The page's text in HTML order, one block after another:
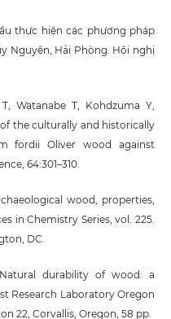
thực hiện các phương pháp
Nguyên, Hải Phòng. Hội nghị
Watanabe T, Kohdzuma Y,
the culturally and historically
fordii Oliver wood against
64:301–310.
wood, properties,
in Chemistry Series, vol. 225.
DC.
durability of wood: a
Research Laboratory Oregon
22, Corvallis, Oregon, 58 pp.